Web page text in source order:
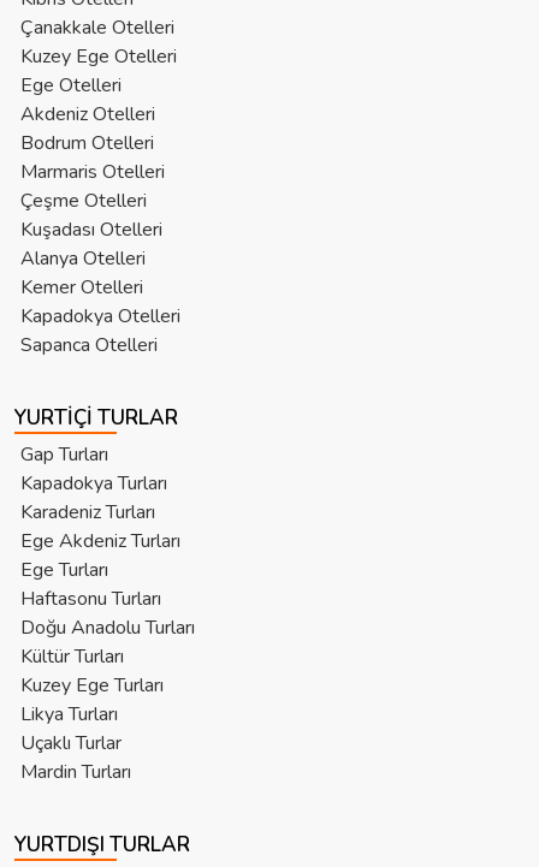
Çanakkale Otelleri
Kuzey Ege Otelleri
Ege Otelleri
Akdeniz Otelleri
Bodrum Otelleri
Marmaris Otelleri
Çeşme Otelleri
Kuşadası Otelleri
Alanya Otelleri
Kemer Otelleri
Kapadokya Otelleri
Sapanca Otelleri
YURTIÇI TURLAR
Gap Turları
Kapadokya Turları
Karadeniz Turları
Ege Akdeniz Turları
Ege Turları
Haftasonu Turları
Doğu Anadolu Turları
Kültür Turları
Kuzey Ege Turları
Likya Turları
Uçaklı Turlar
Mardin Turları
YURTDIŞI TURLAR